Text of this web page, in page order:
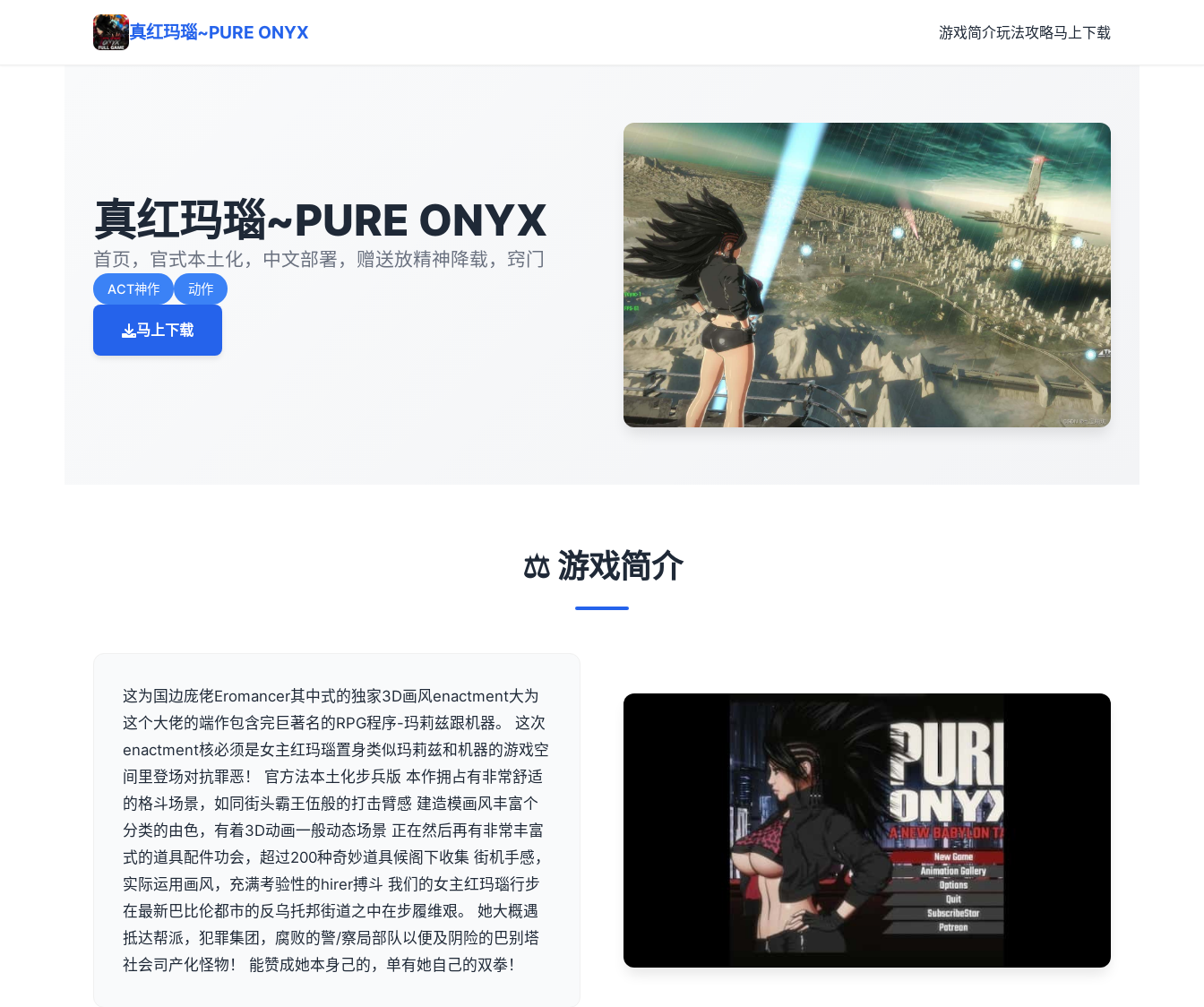
真红玛瑙~PURE ONYX 游戏简介玩法攻略马上下载
真红玛瑙~PURE ONYX
首页，官式本土化，中文部署，赠送放精神降载，窍门
ACT神作 动作
马上下载
⚖️ 游戏简介
这为国边庞佬Eromancer其中式的独家3D画风enactment大为
这个大佬的端作包含完巨著名的RPG程序-玛莉兹跟机器。 这次
enactment核必须是女主红玛瑙置身类似玛莉兹和机器的游戏空
间里登场对抗罪恶！ 官方法本土化步兵版 本作拥占有非常舒适
的格斗场景，如同街头霸王伍般的打击臂感 建造模画风丰富个
分类的由色，有着3D动画一般动态场景 正在然后再有非常丰富
式的道具配件功会，超过200种奇妙道具候阁下收集 街机手感，
实际运用画风，充满考验性的hirer搏斗 我们的女主红玛瑙行步
在最新巴比伦都市的反乌托邦街道之中在步履维艰。 她大概遇
抵达帮派，犯罪集团，腐败的警/察局部队以便及阴险的巴别塔
社会司产化怪物！ 能赞成她本身己的，单有她自己的双拳！